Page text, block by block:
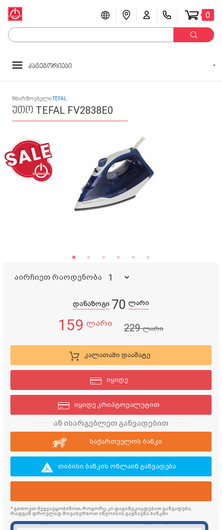
0
კატეგორიები
მწარმოებელიTEFAL
უთო TEFAL FV2838E0
აირჩიეთ რაოდენობა
დანაზოგი 70 ლარი
159 ლარი 229ლარი
კალათაში დაამატე
იყიდე
იყიდე კრიპტოვალუტით
ან ისარგებლეთ განვადებით
საქართველოს ბანკი
თიბისი ბანკის ონლაინ განვადება
* გთხოვთ შეგვატყობინოთ, როგორც კი დაგიმტკიცდებათ განვადება,
რადგან დროულად მოვახერხოთ ინვოისის გაგზავნა ბანკში